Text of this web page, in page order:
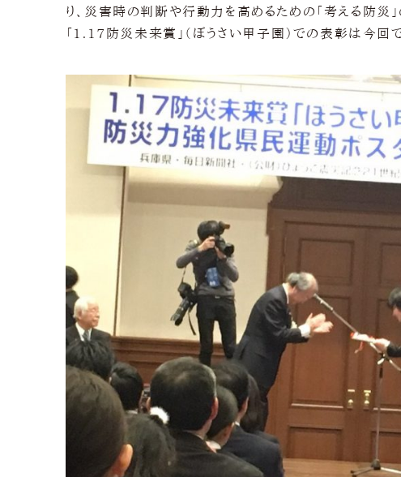
り、災害時の判断や行動力を高めるための「考える防災
「1.17防災未来賞」（ぼうさい甲子園）での表彰は今回で